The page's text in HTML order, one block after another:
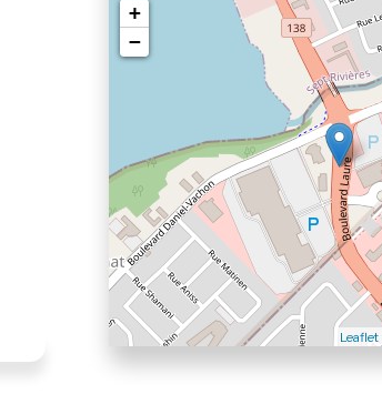
+
−
Leaflet